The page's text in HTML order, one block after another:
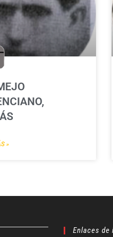
»
Enlaces de